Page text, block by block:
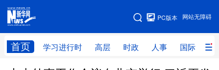
网站无障碍
PC版本
首页 学习进行时 高层 时政 人事 国际 财
网站地图